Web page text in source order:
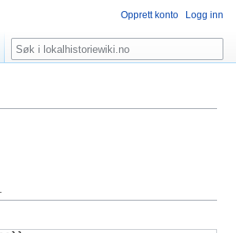
Opprett konto Logg inn
Søk